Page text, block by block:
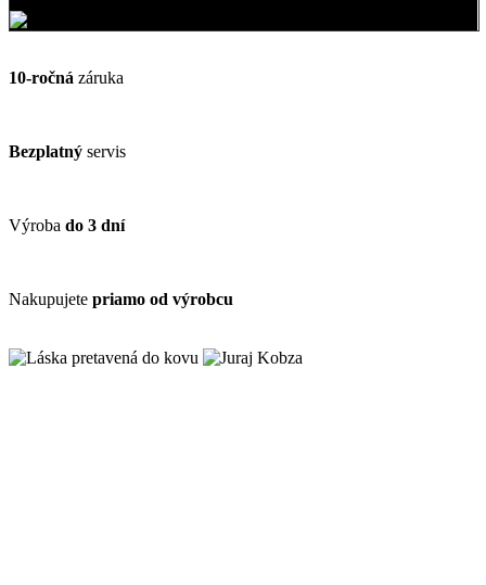
10-ročná záruka
Bezplatný servis
Výroba do 3 dní
Nakupujete priamo od výrobcu